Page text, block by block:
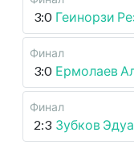
3:0 Геинорзи
Финал
3:0 Ермолаев
Финал
2:3 Зубков